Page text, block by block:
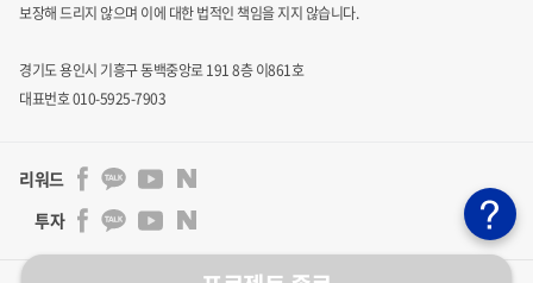
보장해 드리지 않으며 이에 대한 법적인 책임을 지지 않습니다.
경기도 용인시 기흥구 동백중앙로 191 8층 이861호
대표번호 010-5925-7903
리워드
투자